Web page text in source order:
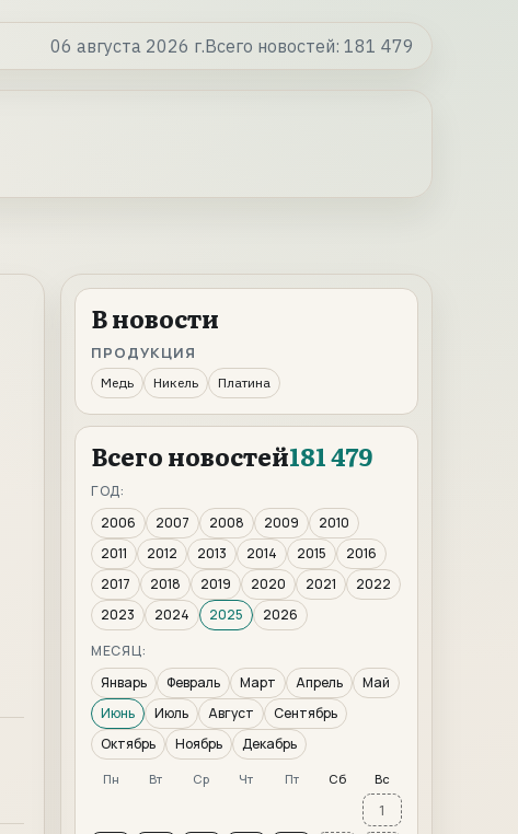
06 августа 2026 г.Всего новостей: 181 479
В новости
ПРОДУКЦИЯ
Медь Никель Платина
Всего новостей181 479
ГОД:
2006
2007 2008 2009
2010
2011
2012 2013 2014 2015
2016
2017
2018 2019 2020 2021
2022
2023
2024 2025
2026
МЕСЯЦ:
Январь
Февраль Март Апрель
Май
Июнь
Июль Август
Сентябрь
Октябрь
Ноябрь Декабрь
Пн Вт Ср Чт Пт Сб Вс
1